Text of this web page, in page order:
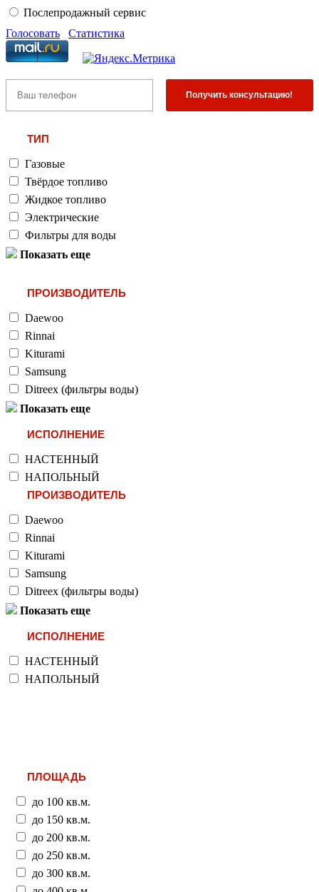
Послепродажный сервис
Голосовать
Статистика
ТИП
Газовые
Твёрдое топливо
Жидкое топливо
Электрические
Фильтры для воды
Показать еще
ПРОИЗВОДИТЕЛЬ
Daewoo
Rinnai
Kiturami
Samsung
Ditreex (фильтры воды)
Показать еще
ИСПОЛНЕНИЕ
НАСТЕННЫЙ
НАПОЛЬНЫЙ
ПРОИЗВОДИТЕЛЬ
Daewoo
Rinnai
Kiturami
Samsung
Ditreex (фильтры воды)
Показать еще
ИСПОЛНЕНИЕ
НАСТЕННЫЙ
НАПОЛЬНЫЙ
ПЛОЩАДЬ
до 100 кв.м.
до 150 кв.м.
до 200 кв.м.
до 250 кв.м.
до 300 кв.м.